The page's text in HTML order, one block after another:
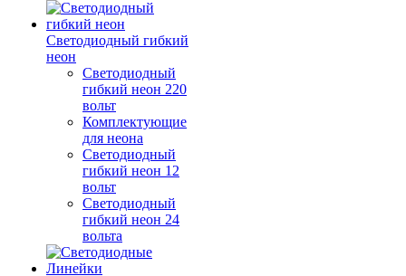
Светодиодный гибкий
неон
Светодиодный
гибкий неон 220
вольт
Комплектующие
для неона
Светодиодный
гибкий неон 12
вольт
Светодиодный
гибкий неон 24
вольта